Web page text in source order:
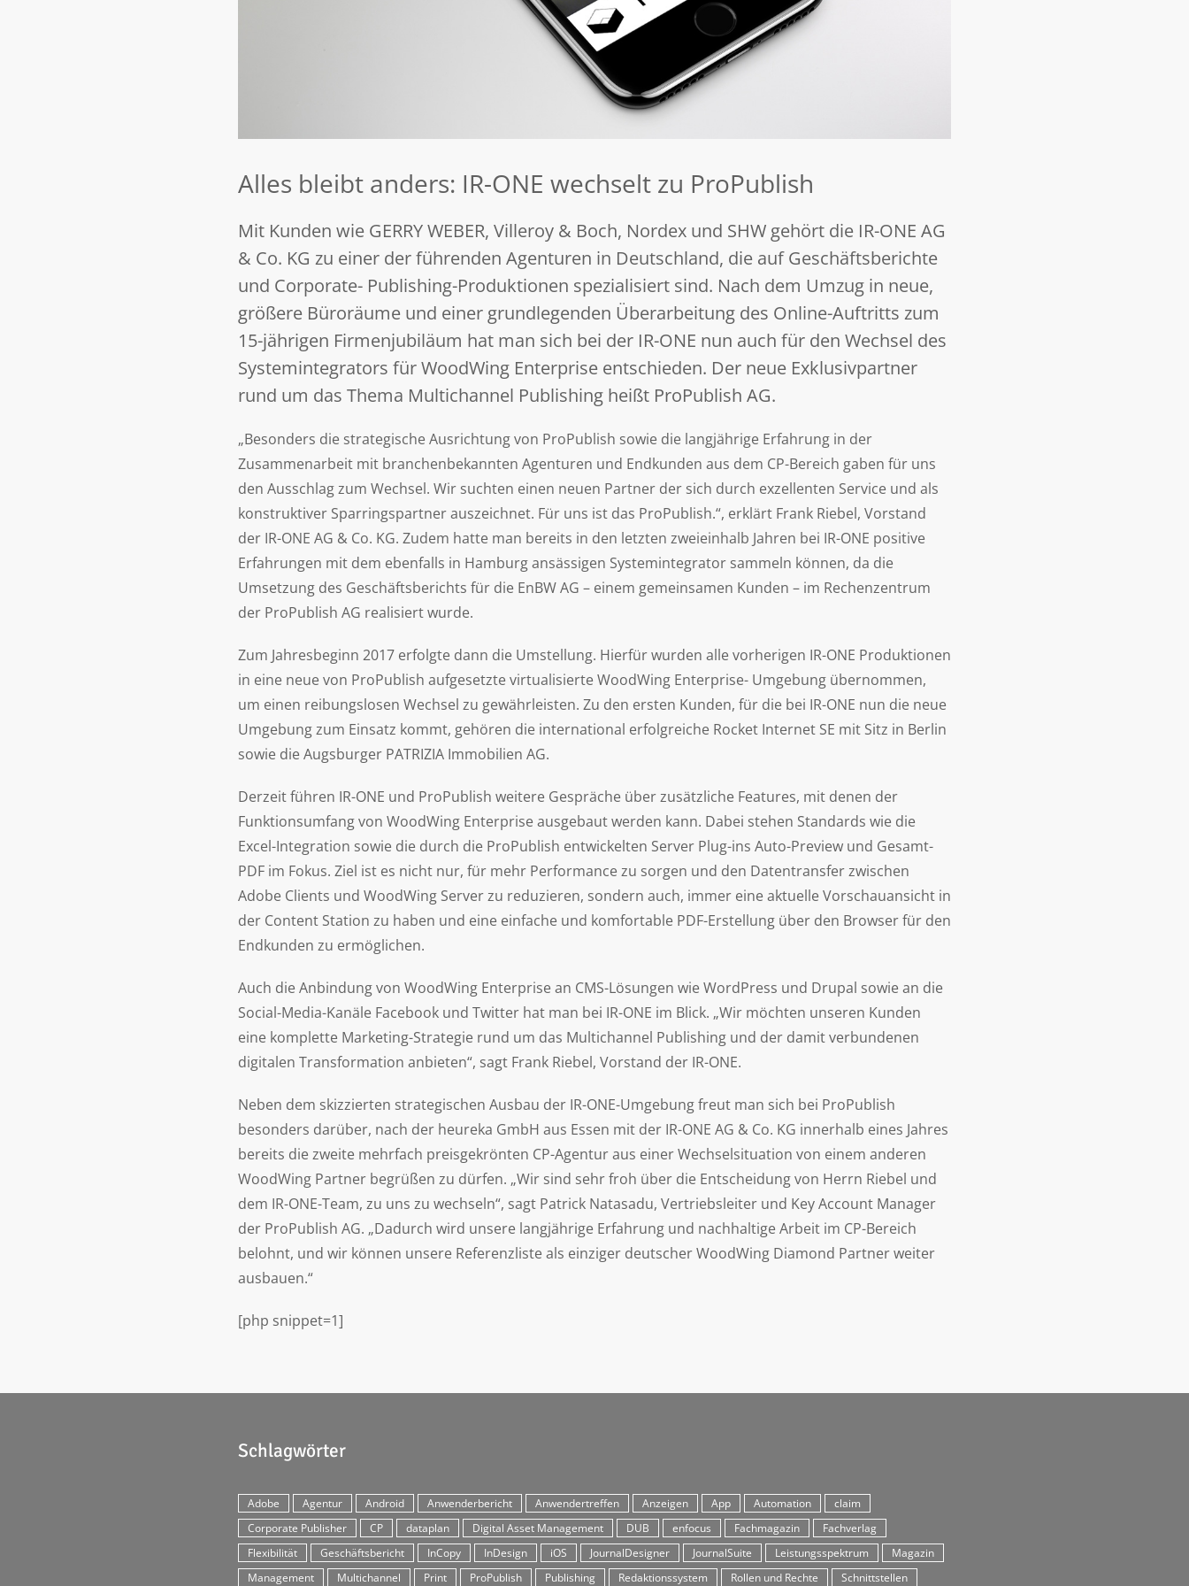
Alles bleibt anders: IR-ONE wechselt zu ProPublish
Mit Kunden wie GERRY WEBER, Villeroy & Boch, Nordex und SHW gehört die IR-ONE AG
& Co. KG zu einer der führenden Agenturen in Deutschland, die auf Geschäftsberichte
und Corporate- Publishing-Produktionen spezialisiert sind. Nach dem Umzug in neue,
größere Büroräume und einer grundlegenden Überarbeitung des Online-Auftritts zum
15-jährigen Firmenjubiläum hat man sich bei der IR-ONE nun auch für den Wechsel des
Systemintegrators für WoodWing Enterprise entschieden. Der neue Exklusivpartner
rund um das Thema Multichannel Publishing heißt ProPublish AG.
„Besonders die strategische Ausrichtung von ProPublish sowie die langjährige Erfahrung in der
Zusammenarbeit mit branchenbekannten Agenturen und Endkunden aus dem CP-Bereich gaben für uns
den Ausschlag zum Wechsel. Wir suchten einen neuen Partner der sich durch exzellenten Service und als
konstruktiver Sparringspartner auszeichnet. Für uns ist das ProPublish.“, erklärt Frank Riebel, Vorstand
der IR-ONE AG & Co. KG. Zudem hatte man bereits in den letzten zweieinhalb Jahren bei IR-ONE positive
Erfahrungen mit dem ebenfalls in Hamburg ansässigen Systemintegrator sammeln können, da die
Umsetzung des Geschäftsberichts für die EnBW AG – einem gemeinsamen Kunden – im Rechenzentrum
der ProPublish AG realisiert wurde.
Zum Jahresbeginn 2017 erfolgte dann die Umstellung. Hierfür wurden alle vorherigen IR-ONE Produktionen
in eine neue von ProPublish aufgesetzte virtualisierte WoodWing Enterprise- Umgebung übernommen,
um einen reibungslosen Wechsel zu gewährleisten. Zu den ersten Kunden, für die bei IR-ONE nun die neue
Umgebung zum Einsatz kommt, gehören die international erfolgreiche Rocket Internet SE mit Sitz in Berlin
sowie die Augsburger PATRIZIA Immobilien AG.
Derzeit führen IR-ONE und ProPublish weitere Gespräche über zusätzliche Features, mit denen der
Funktionsumfang von WoodWing Enterprise ausgebaut werden kann. Dabei stehen Standards wie die
Excel-Integration sowie die durch die ProPublish entwickelten Server Plug-ins Auto-Preview und Gesamt-
PDF im Fokus. Ziel ist es nicht nur, für mehr Performance zu sorgen und den Datentransfer zwischen
Adobe Clients und WoodWing Server zu reduzieren, sondern auch, immer eine aktuelle Vorschauansicht in
der Content Station zu haben und eine einfache und komfortable PDF-Erstellung über den Browser für den
Endkunden zu ermöglichen.
Auch die Anbindung von WoodWing Enterprise an CMS-Lösungen wie WordPress und Drupal sowie an die
Social-Media-Kanäle Facebook und Twitter hat man bei IR-ONE im Blick. „Wir möchten unseren Kunden
eine komplette Marketing-Strategie rund um das Multichannel Publishing und der damit verbundenen
digitalen Transformation anbieten“, sagt Frank Riebel, Vorstand der IR-ONE.
Neben dem skizzierten strategischen Ausbau der IR-ONE-Umgebung freut man sich bei ProPublish
besonders darüber, nach der heureka GmbH aus Essen mit der IR-ONE AG & Co. KG innerhalb eines Jahres
bereits die zweite mehrfach preisgekrönten CP-Agentur aus einer Wechselsituation von einem anderen
WoodWing Partner begrüßen zu dürfen. „Wir sind sehr froh über die Entscheidung von Herrn Riebel und
dem IR-ONE-Team, zu uns zu wechseln“, sagt Patrick Natasadu, Vertriebsleiter und Key Account Manager
der ProPublish AG. „Dadurch wird unsere langjährige Erfahrung und nachhaltige Arbeit im CP-Bereich
belohnt, und wir können unsere Referenzliste als einziger deutscher WoodWing Diamond Partner weiter
ausbauen.“
[php snippet=1]
Schlagwörter
Adobe Agentur Android Anwenderbericht Anwendertreffen Anzeigen App Automation
claim
Corporate Publisher
CP dataplan Digital Asset Management DUB enfocus Fachmagazin
Fachverlag
Flexibilität
Geschäftsbericht InCopy InDesign iOS JournalDesigner JournalSuite Leistungsspektrum
Magazin
Management
Multichannel Print ProPublish Publishing Redaktionssystem Rollen und Rechte Schnittstellen